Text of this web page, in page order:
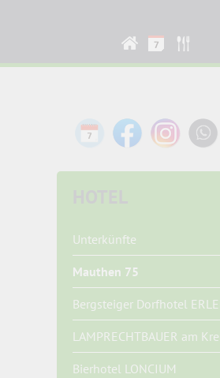
Unterkünfte
Mauthen 75
Bergsteiger Dorfhotel
LAMPRECHTBAUER am
Bierhotel LONCIUM